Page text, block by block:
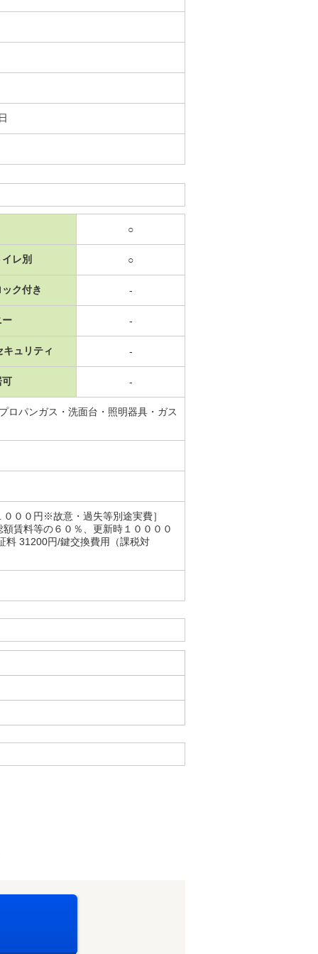
○
レ別 ○
ク付き -
ー -
キュリティ -
可 -
ロパンガス・洗面台・照明器具・ガス
０００円※故意・過失等別途実費］
賃料等の６０％、更新時１００００
料 31200円/鍵交換費用（課税対